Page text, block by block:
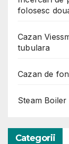
folosesc
Cazan
tubulara
Cazan de
Steam Boiler
Categorii